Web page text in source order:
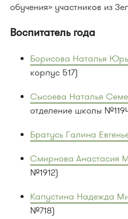
обучения» участников из
Воспитатель года
Борисова Наталья
корпус 517)
Сысоева Наталья
отделение школы
Братусь Галина
Смирнова Анастасия
№1912)
Капустина Надежда
№718)